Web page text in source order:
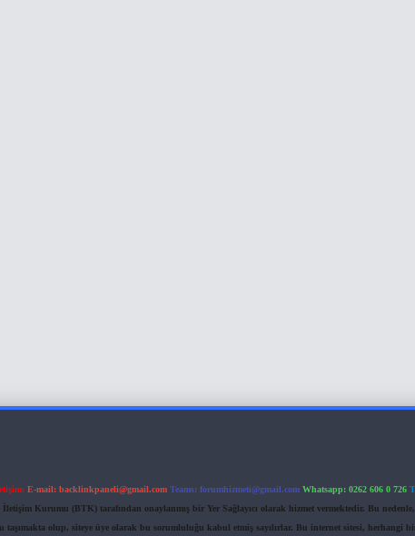
E-mail: backlinkpaneli@gmail.com Teams: forumhizmeti@gmail.com Whatsapp: 0262 606 0 726
Kurumu (BTK) tarafından onaylanmış bir Yer Sağlayıcı olarak hizmet vermektedir. Bu
olup, siteye üye olarak bu sorumluluğu kabul etmiş sayılırlar. Bu internet sitesi, herhangi